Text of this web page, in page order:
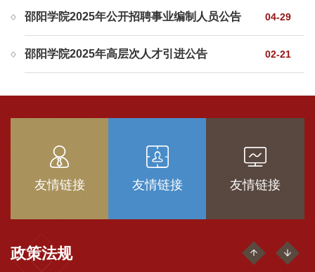
邵阳学院2025年公开招聘事业编制人员公告 04-29
邵阳学院2025年高层次人才引进公告 02-21
友情链接 友情链接 友情链接
政策法规
事业单位工作人员考核规定
中共中央组织部 人力资源社会保障部
关于执行生育津贴政策的通知 为了维护学校参保职工合法权